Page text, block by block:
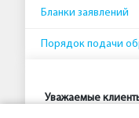
Бланки заявлений
Порядок подачи
Уважаемые